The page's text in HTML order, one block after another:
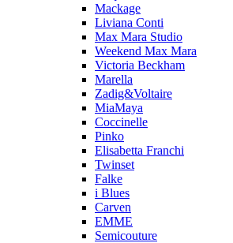
Mackage
Liviana Conti
Max Mara Studio
Weekend Max Mara
Victoria Beckham
Marella
Zadig&Voltaire
MiaMaya
Coccinelle
Pinko
Elisabetta Franchi
Twinset
Falke
i Blues
Carven
EMME
Semicouture